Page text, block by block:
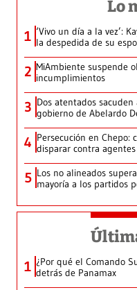
Lo
1 ‘Vivo un día a la vez’:
la despedida de su
2 MiAmbiente suspende
incumplimientos
3 Dos atentados
gobierno de Abelardo
4 Persecución en
disparar contra
5 Los no alineados
mayoría a los partidos
1 ¿Por qué el Comando
detrás de Panamax